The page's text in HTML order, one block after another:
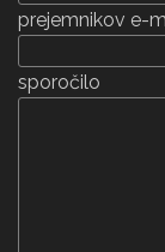
prejemnikov e-
sporočilo